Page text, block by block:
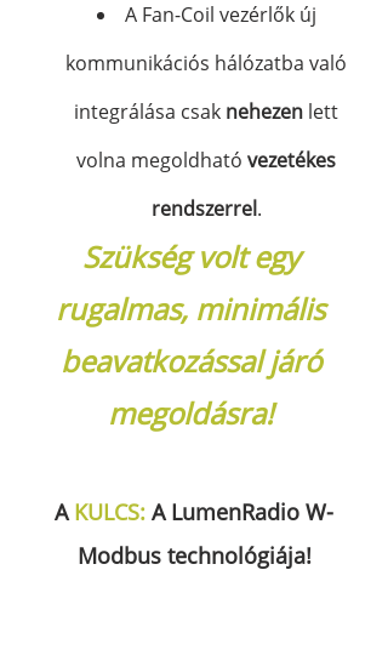
A Fan-Coil vezérlők új
kommunikációs hálózatba való
integrálása csak nehezen lett
volna megoldható vezetékes
rendszerrel.
Szükség volt egy
rugalmas, minimális
beavatkozással járó
megoldásra!
A KULCS: A LumenRadio W-
Modbus technológiája!